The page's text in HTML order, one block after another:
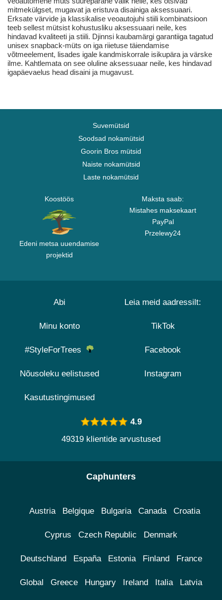
mitmekülgset, mugavat ja eristuva disainiga aksessuaari.
Erksate värvide ja klassikalise veoautojuhi stiili kombinatsioon
teeb sellest mütsist kohustusliku aksessuaari neile, kes
hindavad kvaliteeti ja stiili. Djinnsi kaubamärgi garantiiga tagatud
unisex snapback-müts on iga riietuse täiendamise
võtmeelement, lisades igale kandmiskorrale isikupära ja värske
ilme. Kahtlemata on see oluline aksessuaar neile, kes hindavad
igapäevaelus head disaini ja mugavust.
Suvemütsid
Soodsad nokamütsid
Goorin Bros mütsid
Naiste nokamütsid
Laste nokamütsid
Koostöös
Edeni metsa uuendamise
projektid
Maksta saab:
Mistahes maksekaart
PayPal
Przelewy24
Abi
Minu konto
#StyleForTrees
Nõusoleku eelistused
Kasutustingimused
Leia meid aadressilt:
TikTok
Facebook
Instagram
4.9
49319 klientide arvustused
Caphunters
Austria Belgique Bulgaria Canada Croatia
Cyprus Czech Republic Denmark
Deutschland España Estonia Finland France
Global Greece Hungary Ireland Italia Latvia